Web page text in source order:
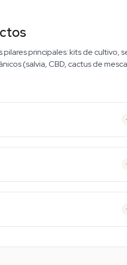
principales: kits de cultivo,
(salvia, CBD, cactus de